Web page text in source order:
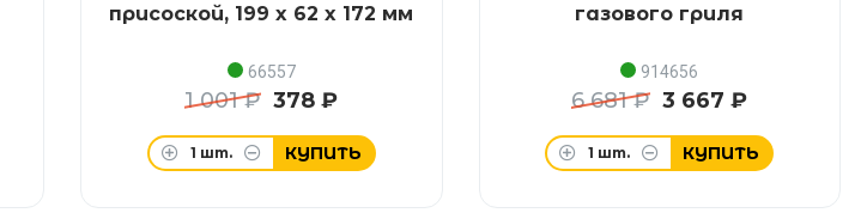
присоской, 199 x 62 x 172 мм
66557
1 001 ₽ 378 ₽
1 шт. КУПИТЬ
газового гриля
914656
6 681 ₽ 3 667 ₽
1 шт. КУПИТЬ